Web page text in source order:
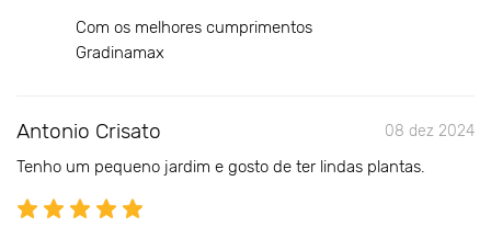
Com os melhores cumprimentos
Gradinamax
Antonio Crisato 08 dez 2024
Tenho um pequeno jardim e gosto de ter lindas plantas.